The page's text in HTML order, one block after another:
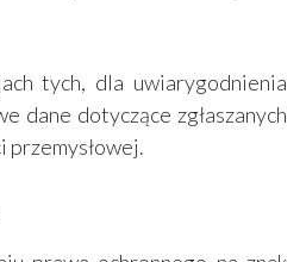
tych, dla uwiarygodnienia
dane dotyczące zgłaszanych
przemysłowej.